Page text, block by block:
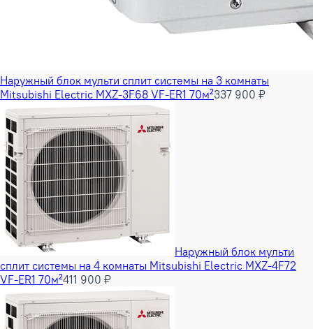
Наружный блок мульти сплит системы на 3 комнаты
Mitsubishi Electric MXZ-3F68 VF-ER1 70м²337 900 ₽
Наружный блок мульти
сплит системы на 4 комнаты Mitsubishi Electric MXZ-4F72
VF-ER1 70м²411 900 ₽